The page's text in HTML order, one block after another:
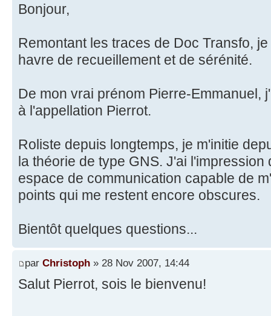
Bonjour,
Remontant les traces de Doc Transfo,
havre de recueillement et de sérénité.
De mon vrai prénom Pierre-Emmanuel,
à l'appellation Pierrot.
Roliste depuis longtemps, je m'initie
la théorie de type GNS. J'ai
espace de communication capable de
points qui me restent encore obscures.
Bientôt quelques questions...
par Christoph » 28 Nov 2007, 14:44
Salut Pierrot, sois le bienvenu!